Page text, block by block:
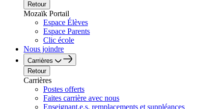
Retour
Mozaïk Portail
Espace Élèves
Espace Parents
Clic école
Nous joindre
Carrières
Retour
Carrières
Postes offerts
Faites carrière avec nous
Enseignant.e.s, remplacements et suppléances